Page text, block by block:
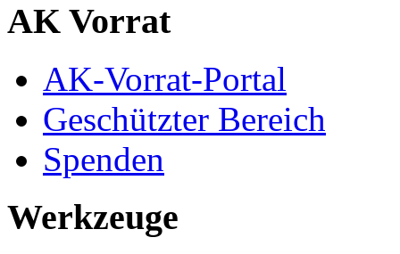
AK Vorrat
AK-Vorrat-Portal
Geschützter Bereich
Spenden
Werkzeuge